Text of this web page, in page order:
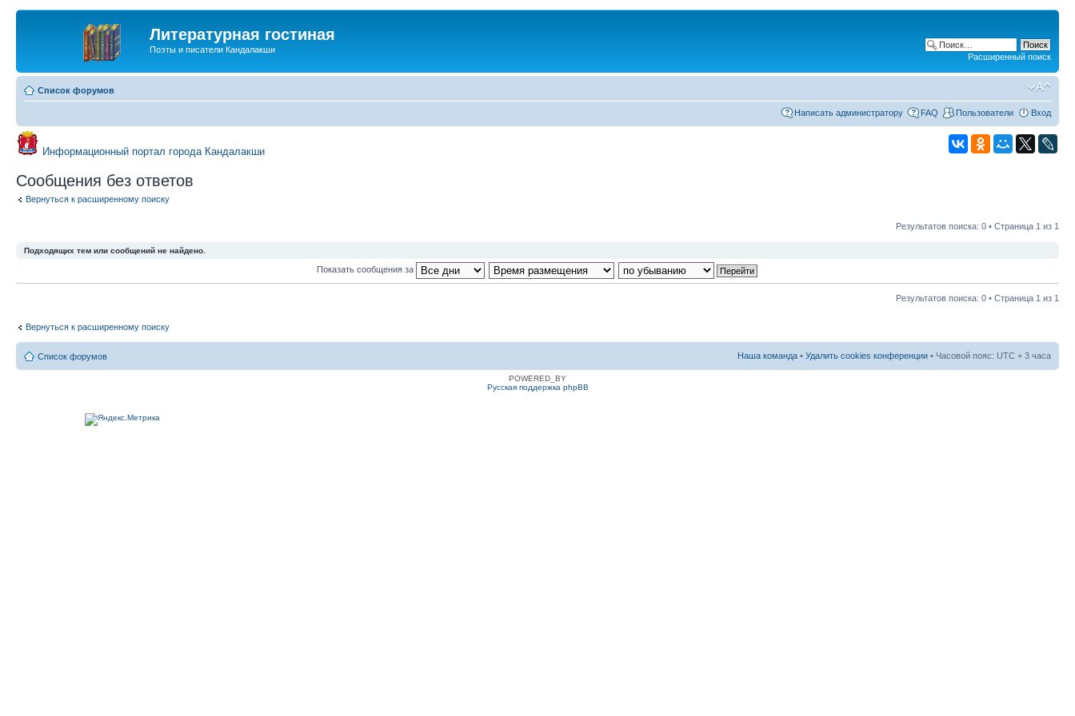
Литературная гостиная
Поэты и писатели Кандалакши
Расширенный поиск
Список форумов
Написать администратору FAQ Пользователи Вход
Информационный портал города Кандалакши
Сообщения без ответов
Вернуться к расширенному поиску
Результатов поиска: 0 • Страница 1 из 1
Подходящих тем или сообщений не найдено.
Показать сообщения за
Результатов поиска: 0 • Страница 1 из 1
Вернуться к расширенному поиску
Список форумов Наша команда • Удалить cookies конференции • Часовой пояс: UTC + 3 часа
POWERED_BY
Русская поддержка phpBB